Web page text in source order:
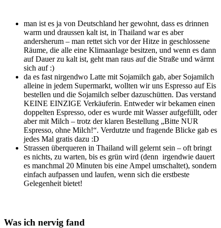
man ist es ja von Deutschland her gewohnt, dass es drinnen
warm und draussen kalt ist, in Thailand war es aber
andersherum – man rettet sich vor der Hitze in geschlossene
Räume, die alle eine Klimaanlage besitzen, und wenn es dann
auf Dauer zu kalt ist, geht man raus auf die Straße und wärmt
sich auf :)
da es fast nirgendwo Latte mit Sojamilch gab, aber Sojamilch
alleine in jedem Supermarkt, wollten wir uns Espresso auf Eis
bestellen und die Sojamilch selber dazuschütten. Das verstand
KEINE EINZIGE Verkäuferin. Entweder wir bekamen einen
doppelten Espresso, oder es wurde mit Wasser aufgefüllt, oder
aber mit Milch – trotz der klaren Bestellung „Bitte NUR
Espresso, ohne Milch!“. Verdutzte und fragende Blicke gab es
jedes Mal gratis dazu :D
Strassen überqueren in Thailand will gelernt sein – oft bringt
es nichts, zu warten, bis es grün wird (denn irgendwie dauert
es manchmal 20 Minuten bis eine Ampel umschaltet), sondern
einfach aufpassen und laufen, wenn sich die erstbeste
Gelegenheit bietet!
Was ich nervig fand